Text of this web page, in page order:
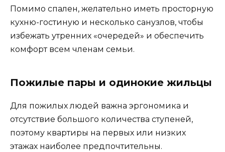
Помимо спален, желательно иметь просторную
кухню-гостиную и несколько санузлов, чтобы
избежать утренних «очередей» и обеспечить
комфорт всем членам семьи.
Пожилые пары и одинокие жильцы
Для пожилых людей важна эргономика и
отсутствие большого количества ступеней,
поэтому квартиры на первых или низких
этажах наиболее предпочтительны.